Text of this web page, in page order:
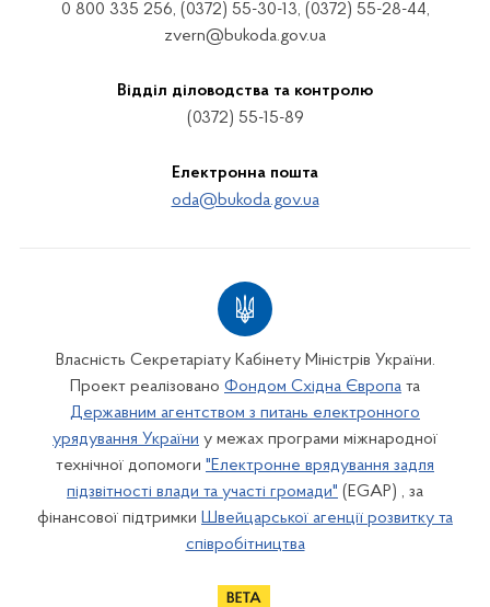
0 800 335 256, (0372) 55-30-13, (0372) 55-28-44,
zvern@bukoda.gov.ua
Відділ діловодства та контролю
(0372) 55-15-89
Електронна пошта
oda@bukoda.gov.ua
Власність Секретаріату Кабінету Міністрів України.
Проект реалізовано Фондом Східна Європа та
Державним агентством з питань електронного
урядування України у межах програми міжнародної
технічної допомоги "Електронне врядування задля
підзвітності влади та участі громади" (EGAP) , за
фінансової підтримки Швейцарської агенції розвитку та
співробітництва